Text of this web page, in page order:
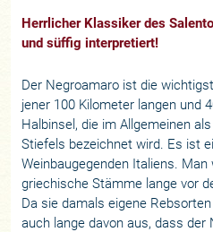
Herrlicher Klassiker des
und süffig interpretiert!
Der Negroamaro ist die
jener 100 Kilometer langen und
Halbinsel, die im Allgemeinen
Stiefels bezeichnet wird. Es ist
Weinbaugegenden Italiens.
griechische Stämme lange vor
Da sie damals eigene
auch lange davon aus, dass der